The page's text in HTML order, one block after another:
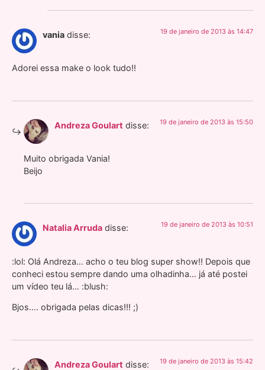
vania disse: 19 de janeiro de 2013 às 14:47
Adorei essa make o look tudo!!
Andreza Goulart disse: 19 de janeiro de 2013 às 15:50
Muito obrigada Vania!
Beijo
Natalia Arruda disse: 19 de janeiro de 2013 às 10:51
:lol: Olá Andreza… acho o teu blog super show!! Depois que
conheci estou sempre dando uma olhadinha… já até postei
um vídeo teu lá… :blush:
Bjos…. obrigada pelas dicas!!! ;)
Andreza Goulart disse: 19 de janeiro de 2013 às 15:42